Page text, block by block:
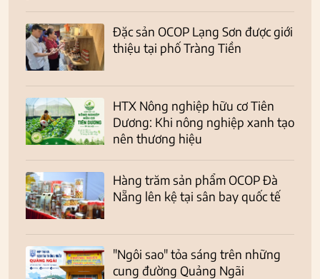
Đặc sản OCOP Lạng Sơn được giới
thiệu tại phố Tràng Tiền
HTX Nông nghiệp hữu cơ Tiên
Dương: Khi nông nghiệp xanh tạo
nên thương hiệu
Hàng trăm sản phẩm OCOP Đà
Nẵng lên kệ tại sân bay quốc tế
"Ngôi sao" tỏa sáng trên những
cung đường Quảng Ngãi